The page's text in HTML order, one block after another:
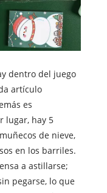
dentro del juego
artículo
es
lugar, hay 5
de nieve,
en los barriles.
a astillarse;
pegarse, lo que